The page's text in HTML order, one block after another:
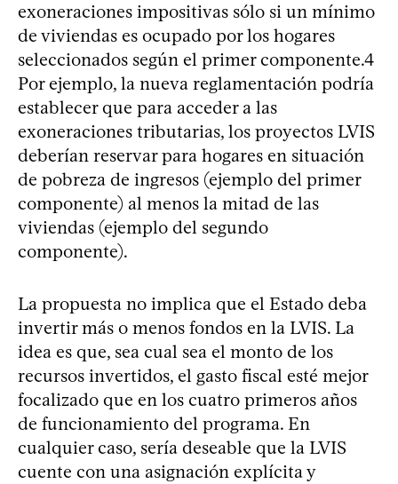
exoneraciones impositivas sólo si un mínimo
de viviendas es ocupado por los hogares
seleccionados según el primer componente.4
Por ejemplo, la nueva reglamentación podría
establecer que para acceder a las
exoneraciones tributarias, los proyectos LVIS
deberían reservar para hogares en situación
de pobreza de ingresos (ejemplo del primer
componente) al menos la mitad de las
viviendas (ejemplo del segundo
componente).
La propuesta no implica que el Estado deba
invertir más o menos fondos en la LVIS. La
idea es que, sea cual sea el monto de los
recursos invertidos, el gasto fiscal esté mejor
focalizado que en los cuatro primeros años
de funcionamiento del programa. En
cualquier caso, sería deseable que la LVIS
cuente con una asignación explícita y